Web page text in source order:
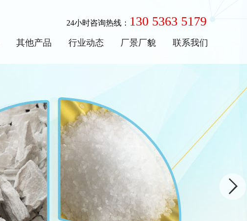
24小时咨询热线： 130 5363 5179
其他产品 行业动态 厂景厂貌 联系我们